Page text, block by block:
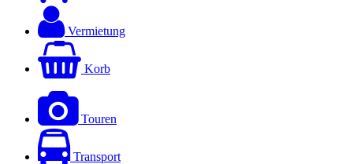
Vermietung
Korb
Touren
Transport